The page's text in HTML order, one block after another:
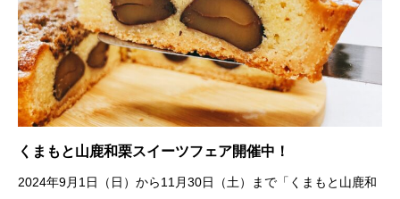
くまもと山鹿和栗スイーツフェア開催中！
2024年9月1日（日）から11月30日（土）まで「くまもと山鹿和